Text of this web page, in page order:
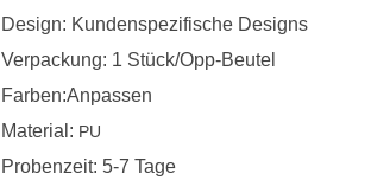
Design: Kundenspezifische Designs
Verpackung: 1 Stück/Opp-Beutel
Farben:Anpassen
Material: PU
Probenzeit: 5-7 Tage